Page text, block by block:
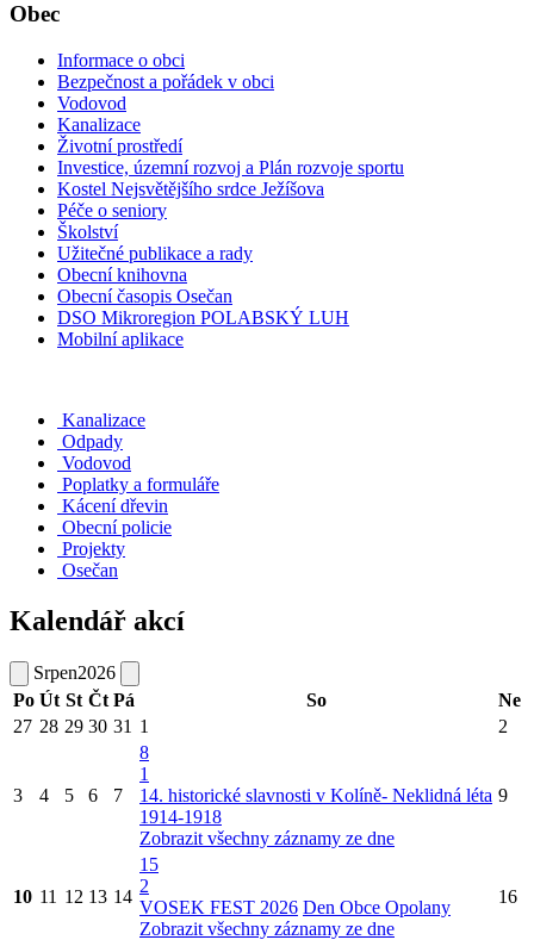
Obec
Informace o obci
Bezpečnost a pořádek v obci
Vodovod
Kanalizace
Životní prostředí
Investice, územní rozvoj a Plán rozvoje sportu
Kostel Nejsvětějšího srdce Ježíšova
Péče o seniory
Školství
Užitečné publikace a rady
Obecní knihovna
Obecní časopis Osečan
DSO Mikroregion POLABSKÝ LUH
Mobilní aplikace
Kanalizace
Odpady
Vodovod
Poplatky a formuláře
Kácení dřevin
Obecní policie
Projekty
Osečan
Kalendář akcí
Srpen2026
Po Út St Čt Pá So
Ne
27 28 29 30 31 1 2
3 4 5 6 7
8
1
14. historické slavnosti v Kolíně- Neklidná léta
1914-1918
Zobrazit všechny záznamy ze dne
9
10 11 12 13 14
15
2
VOSEK FEST 2026 Den Obce Opolany
Zobrazit všechny záznamy ze dne
16